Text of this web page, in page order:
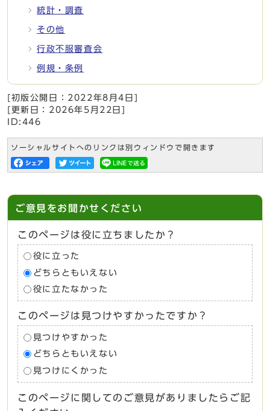
統計・調査
その他
行政不服審査会
例規・条例
[初版公開日： 2022年8月4日
[更新日： 2026年5月22日
ID:446
ソーシャルサイトへのリンクは別ウィンドウで開きます
ご意見をお聞かせください
このページは役に立ちましたか？
役に立った
どちらともいえない
役に立たなかった
このページは見つけやすかったですか？
見つけやすかった
どちらともいえない
見つけにくかった
このページに関してのご意見がありましたらご記